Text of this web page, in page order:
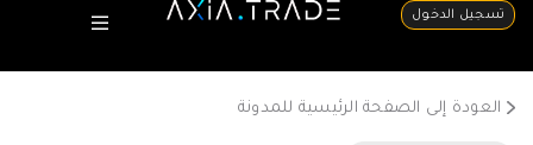
تسجيل الدخول
العودة إلى الصفحة الرئيسية للمدونة